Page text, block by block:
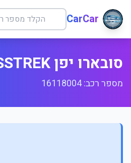
CarCar
סובארו יפן CROSSTREK
מספר רכב: 16118004